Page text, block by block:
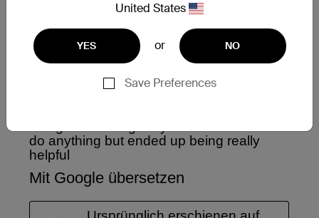
United States
YES or NO
Save Preferences